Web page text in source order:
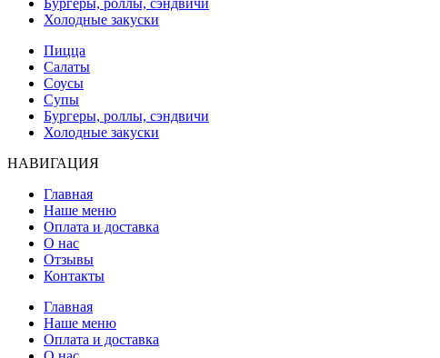
Холодные закуски
Пицца
Салаты
Соусы
Супы
Бургеры, роллы, сэндвичи
Холодные закуски
НАВИГАЦИЯ
Главная
Наше меню
Оплата и доставка
О нас
Отзывы
Контакты
Главная
Наше меню
Оплата и доставка